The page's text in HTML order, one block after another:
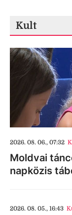
Kult
2026. 08. 06., 07:32
Moldvai
napközis
2026. 08. 05., 16:43